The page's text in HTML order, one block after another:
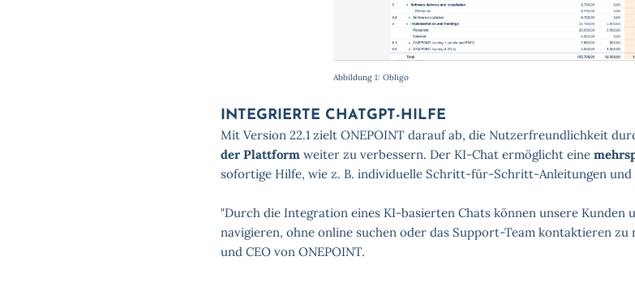
Abbildung 1: Obligo
INTEGRIERTE CHATGPT-HILFE
Mit Version 22.1 zielt ONEPOINT darauf ab, die Nutzerfreundlichkeit
der Plattform weiter zu verbessern. Der KI-Chat ermöglicht eine
sofortige Hilfe, wie z. B. individuelle Schritt-für-Schritt-Anleitungen
"Durch die Integration eines KI-basierten Chats können unsere
navigieren, ohne online suchen oder das Support-Team kontaktieren zu
und CEO von ONEPOINT.